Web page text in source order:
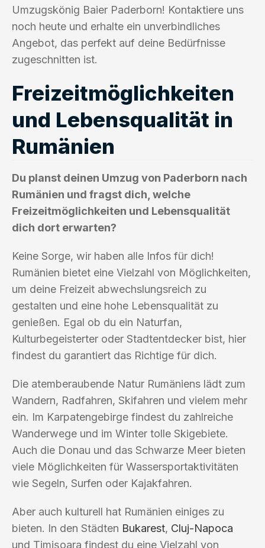
Umzugskönig Baier Paderborn! Kontaktiere uns
noch heute und erhalte ein unverbindliches
Angebot, das perfekt auf deine Bedürfnisse
zugeschnitten ist.
Freizeitmöglichkeiten
und Lebensqualität in
Rumänien
Du planst deinen Umzug von Paderborn nach
Rumänien und fragst dich, welche
Freizeitmöglichkeiten und Lebensqualität
dich dort erwarten?
Keine Sorge, wir haben alle Infos für dich!
Rumänien bietet eine Vielzahl von Möglichkeiten,
um deine Freizeit abwechslungsreich zu
gestalten und eine hohe Lebensqualität zu
genießen. Egal ob du ein Naturfan,
Kulturbegeisterter oder Stadtentdecker bist, hier
findest du garantiert das Richtige für dich.
Die atemberaubende Natur Rumäniens lädt zum
Wandern, Radfahren, Skifahren und vielem mehr
ein. Im Karpatengebirge findest du zahlreiche
Wanderwege und im Winter tolle Skigebiete.
Auch die Donau und das Schwarze Meer bieten
viele Möglichkeiten für Wassersportaktivitäten
wie Segeln, Surfen oder Kajakfahren.
Aber auch kulturell hat Rumänien einiges zu
bieten. In den Städten Bukarest, Cluj-Napoca
und Timișoara findest du eine Vielzahl von